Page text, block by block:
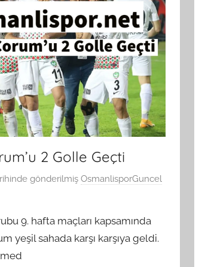
2 Golle Geçti
gönderilmiş OsmanlisporGuncel
9. hafta maçları kapsamında
yeşil sahada karşı karşıya geldi.